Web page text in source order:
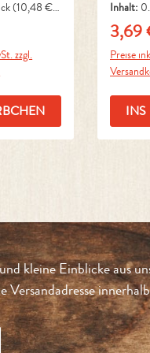
(10,48 € /
zzgl.
Inhalt:
3,69
Preise
INS
kleine Einblicke aus